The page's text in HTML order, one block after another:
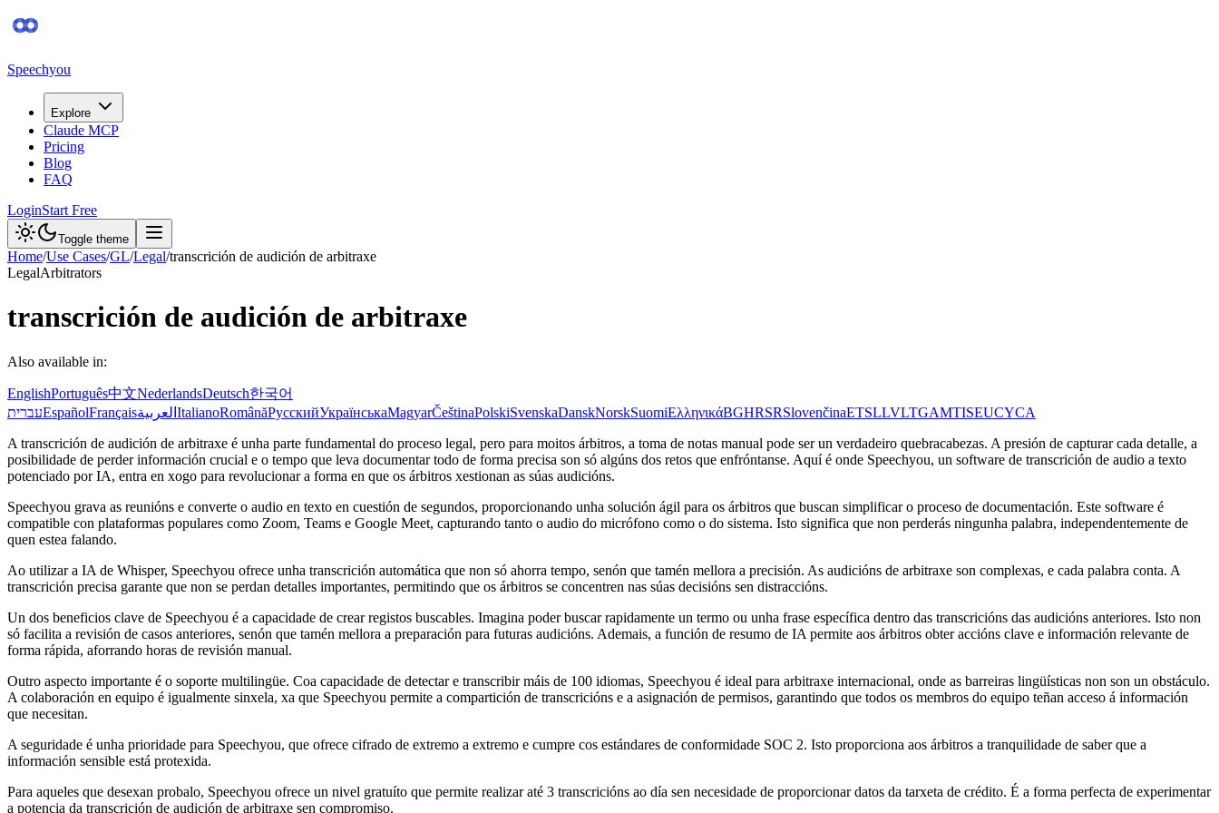
Speechyou
Explore
Claude MCP
Pricing
Blog
FAQ
LoginStart Free
Toggle theme
Home/Use Cases/GL/Legal/transcrición de audición de arbitraxe
LegalArbitrators
transcrición de audición de arbitraxe
Also available in:
EnglishPortuguês中文NederlandsDeutsch한국어
עבריתEspañolFrançaisالعربية ItalianoRomânăРусскийУкраїнськаMagyarČeštinaPolskiSvenskaDanskNorskSuomiΕλληνικάBGHRSRSlovenčinaETSLLVLTGAMTISEUCYCA
A transcrición de audición de arbitraxe é unha parte fundamental do proceso legal, pero para moitos árbitros, a toma de notas manual pode ser un verdadeiro quebracabezas. A presión de capturar cada detalle, a
posibilidade de perder información crucial e o tempo que leva documentar todo de forma precisa son só algúns dos retos que enfróntanse. Aquí é onde Speechyou, un software de transcrición de audio a texto
potenciado por IA, entra en xogo para revolucionar a forma en que os árbitros xestionan as súas audicións.
Speechyou grava as reunións e converte o audio en texto en cuestión de segundos, proporcionando unha solución ágil para os árbitros que buscan simplificar o proceso de documentación. Este software é
compatible con plataformas populares como Zoom, Teams e Google Meet, capturando tanto o audio do micrófono como o do sistema. Isto significa que non perderás ningunha palabra, independentemente de
quen estea falando.
Ao utilizar a IA de Whisper, Speechyou ofrece unha transcrición automática que non só ahorra tempo, senón que tamén mellora a precisión. As audicións de arbitraxe son complexas, e cada palabra conta. A
transcrición precisa garante que non se perdan detalles importantes, permitindo que os árbitros se concentren nas súas decisións sen distraccións.
Un dos beneficios clave de Speechyou é a capacidade de crear registos buscables. Imagina poder buscar rapidamente un termo ou unha frase específica dentro das transcricións das audicións anteriores. Isto non
só facilita a revisión de casos anteriores, senón que tamén mellora a preparación para futuras audicións. Ademais, a función de resumo de IA permite aos árbitros obter accións clave e información relevante de
forma rápida, aforrando horas de revisión manual.
Outro aspecto importante é o soporte multilingüe. Coa capacidade de detectar e transcribir máis de 100 idiomas, Speechyou é ideal para arbitraxe internacional, onde as barreiras lingüísticas non son un obstáculo.
A colaboración en equipo é igualmente sinxela, xa que Speechyou permite a compartición de transcricións e a asignación de permisos, garantindo que todos os membros do equipo teñan acceso á información
que necesitan.
A seguridade é unha prioridade para Speechyou, que ofrece cifrado de extremo a extremo e cumpre cos estándares de conformidade SOC 2. Isto proporciona aos árbitros a tranquilidade de saber que a
información sensible está protexida.
Para aqueles que desexan probalo, Speechyou ofrece un nivel gratuíto que permite realizar até 3 transcricións ao día sen necesidade de proporcionar datos da tarxeta de crédito. É a forma perfecta de experimentar
a potencia da transcrición de audición de arbitraxe sen compromiso.